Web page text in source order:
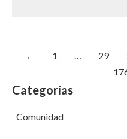
← 1 … 29
Categorías
Comunidad